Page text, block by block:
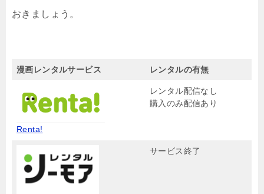
おきましょう。
漫画レンタルサービス レンタルの有無
Renta!
レンタル配信なし
購入のみ配信あり
サービス終了